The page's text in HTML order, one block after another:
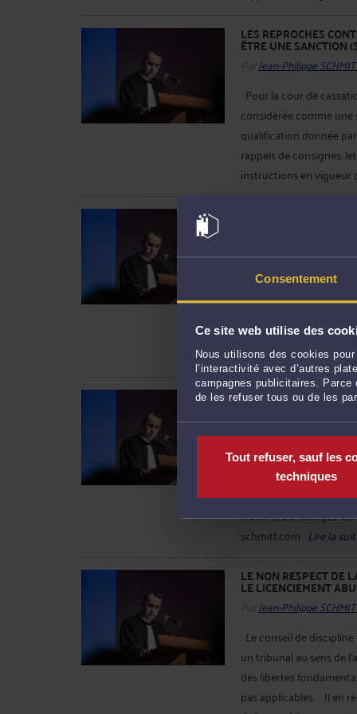
Consentement
Ce site web utilise des
Nous utilisons des cookies
l’interactivité avec d’autres
campagnes publicitaires.
de les refuser tous ou de les
Tout refuser, sauf les
techniques
LES REPROCHES
ÊTRE UNE SANCTION
Par Jean-Philippe
Pour la cour de
considérée comme
qualification donnée
rappels de consignes,
instructions en vigueur
La maladie d'un
à un entretien préalable
être notifié dans le délai
PAS DE
PRÉALABLE (SOC. 2
ParJean-Philippe
L'absence d'entretien
du licenciement de
23.425 Jean-philippe
travail 1, Bd Georges
schmitt.com Lire la
LE NON RESPECT DE
LE LICENCIEMENT
Par Jean-Philippe
Le conseil de
un tribunal au sens de
des libertés
pas applicables. Il en